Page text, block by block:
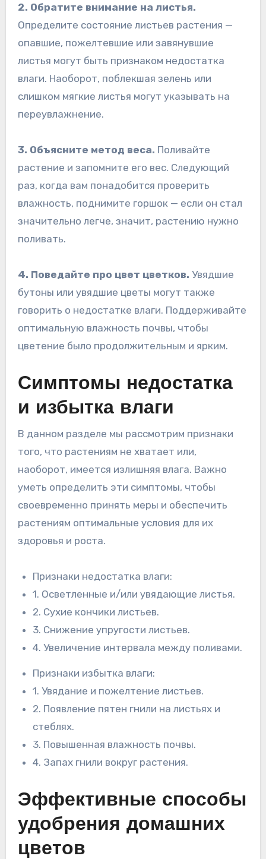
2. Обратите внимание на листья.
Определите состояние листьев растения —
опавшие, пожелтевшие или завянувшие
листья могут быть признаком недостатка
влаги. Наоборот, поблекшая зелень или
слишком мягкие листья могут указывать на
переувлажнение.
3. Объясните метод веса. Поливайте
растение и запомните его вес. Следующий
раз, когда вам понадобится проверить
влажность, поднимите горшок — если он стал
значительно легче, значит, растению нужно
поливать.
4. Поведайте про цвет цветков. Увядшие
бутоны или увядшие цветы могут также
говорить о недостатке влаги. Поддерживайте
оптимальную влажность почвы, чтобы
цветение было продолжительным и ярким.
Симптомы недостатка
и избытка влаги
В данном разделе мы рассмотрим признаки
того, что растениям не хватает или,
наоборот, имеется излишняя влага. Важно
уметь определить эти симптомы, чтобы
своевременно принять меры и обеспечить
растениям оптимальные условия для их
здоровья и роста.
Признаки недостатка влаги:
1. Осветленные и/или увядающие листья.
2. Сухие кончики листьев.
3. Снижение упругости листьев.
4. Увеличение интервала между поливами.
Признаки избытка влаги:
1. Увядание и пожелтение листьев.
2. Появление пятен гнили на листьях и
стеблях.
3. Повышенная влажность почвы.
4. Запах гнили вокруг растения.
Эффективные способы
удобрения домашних
цветов